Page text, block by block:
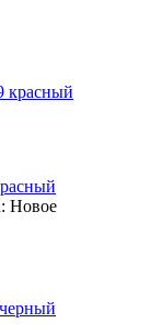
Новое